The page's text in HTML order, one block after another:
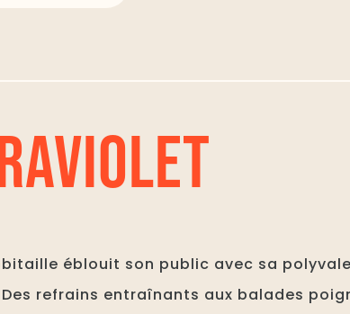
éblouit son public avec sa
Des refrains entraînants aux balades